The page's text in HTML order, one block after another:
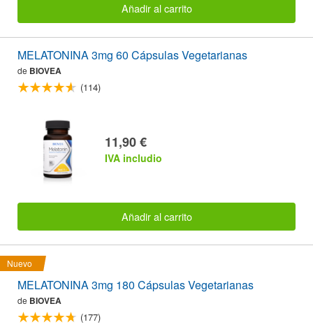
Añadir al carrito
MELATONINA 3mg 60 Cápsulas Vegetarianas
de BIOVEA
(114)
11,90 €
IVA includio
Añadir al carrito
Nuevo
MELATONINA 3mg 180 Cápsulas Vegetarianas
de BIOVEA
(177)